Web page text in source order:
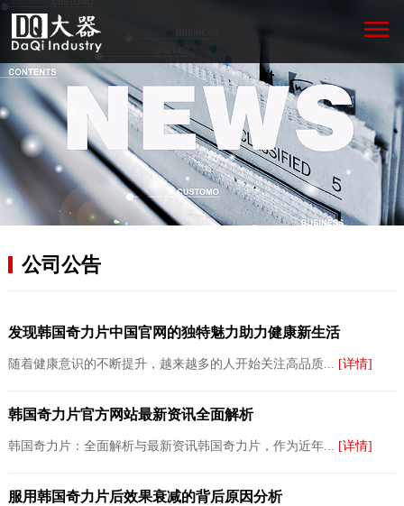
公司公告
发现韩国奇力片中国官网的独特魅力助力健康新生活
随着健康意识的不断提升，越来越多的人开始关注高品质... [详情]
韩国奇力片官方网站最新资讯全面解析
韩国奇力片：全面解析与最新资讯韩国奇力片，作为近年... [详情]
服用韩国奇力片后效果衰减的背后原因分析